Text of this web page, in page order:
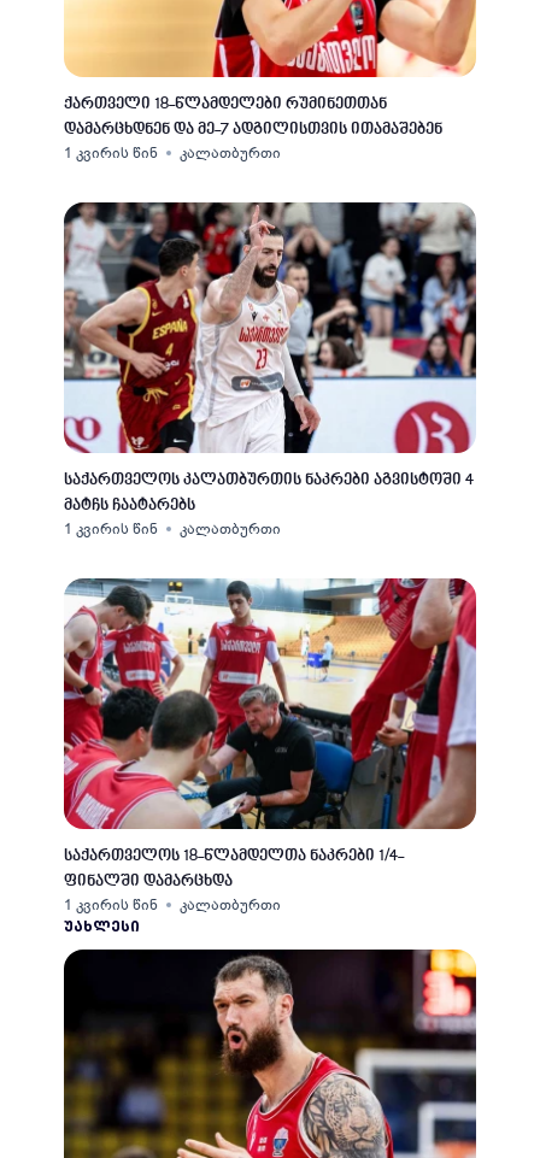
ქართველი 18-წლამდელები რუმინეთთან
დამარცხდნენ და მე-7 ადგილისთვის ითამაშებენ
1 კვირის წინ კალათბურთი
საქართველოს კალათბურთის ნაკრები აგვისტოში 4
მატჩს ჩაატარებს
1 კვირის წინ კალათბურთი
საქართველოს 18-წლამდელთა ნაკრები 1/4-
ფინალში დამარცხდა
1 კვირის წინ კალათბურთი
ᲣᲐᲮᲚᲔᲡᲘ